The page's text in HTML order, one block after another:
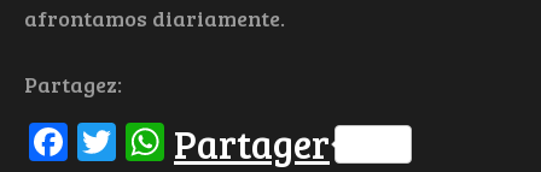
afrontamos diariamente.
Partagez:
Facebook
Twitter
WhatsApp
Partager